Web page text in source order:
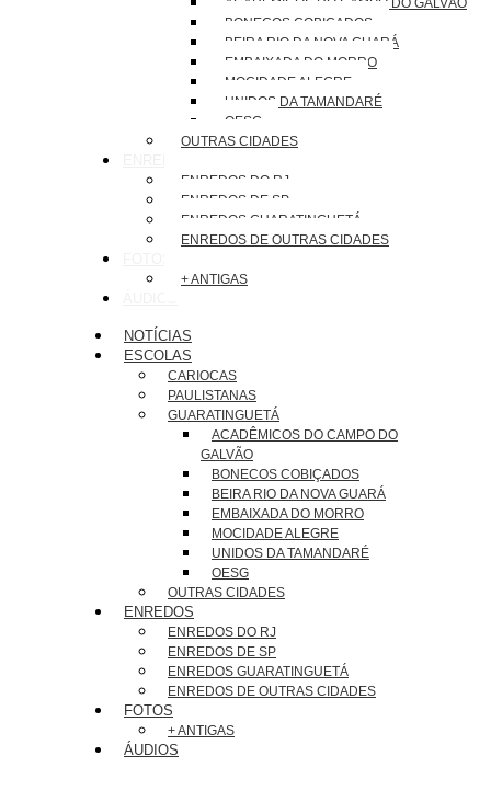
BONECOS COBIÇADOS
BEIRA RIO DA NOVA GUARÁ
EMBAIXADA DO MORRO
MOCIDADE ALEGRE
UNIDOS DA TAMANDARÉ
OESG
OUTRAS CIDADES
ENREDOS DO RJ
ENREDOS DE SP
ENREDOS GUARATINGUETÁ
ENREDOS DE OUTRAS CIDADES
+ ANTIGAS
NOTÍCIAS
ESCOLAS
CARIOCAS
PAULISTANAS
GUARATINGUETÁ
ACADÊMICOS DO CAMPO DO
GALVÃO
BONECOS COBIÇADOS
BEIRA RIO DA NOVA GUARÁ
EMBAIXADA DO MORRO
MOCIDADE ALEGRE
UNIDOS DA TAMANDARÉ
OESG
OUTRAS CIDADES
ENREDOS
ENREDOS DO RJ
ENREDOS DE SP
ENREDOS GUARATINGUETÁ
ENREDOS DE OUTRAS CIDADES
FOTOS
+ ANTIGAS
ÁUDIOS